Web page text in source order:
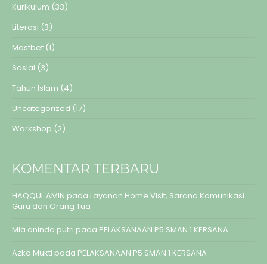
Kurikulum (33)
Literasi (3)
Mostbet (1)
Sosial (3)
Tahun Islam (4)
Uncategorized (17)
Workshop (2)
KOMENTAR TERBARU
HAQQUL AMIN pada Layanan Home Visit, Sarana Komunikasi
Guru dan Orang Tua
Mia aninda putri pada PELAKSANAAN P5 SMAN 1 KERSANA
Azka Mukti pada PELAKSANAAN P5 SMAN 1 KERSANA